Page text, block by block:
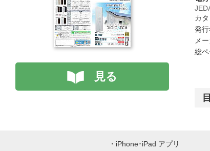
見る
カ
発
メ
総
iPhone･iPad アプリ